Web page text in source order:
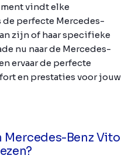
vindt elke
perfecte Mercedes-
zijn of haar specifieke
nu naar de Mercedes-
ervaar de perfecte
en prestaties voor jouw
Mercedes-Benz Vito